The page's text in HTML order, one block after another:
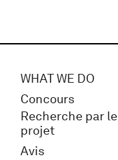
WHAT WE DO
Concours
Recherche par le
projet
Avis